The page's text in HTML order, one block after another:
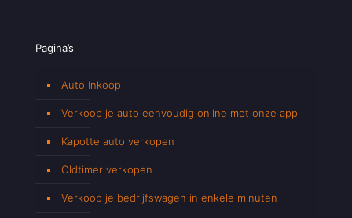
Pagina’s
Auto Inkoop
Verkoop je auto eenvoudig online met onze app
Kapotte auto verkopen
Oldtimer verkopen
Verkoop je bedrijfswagen in enkele minuten